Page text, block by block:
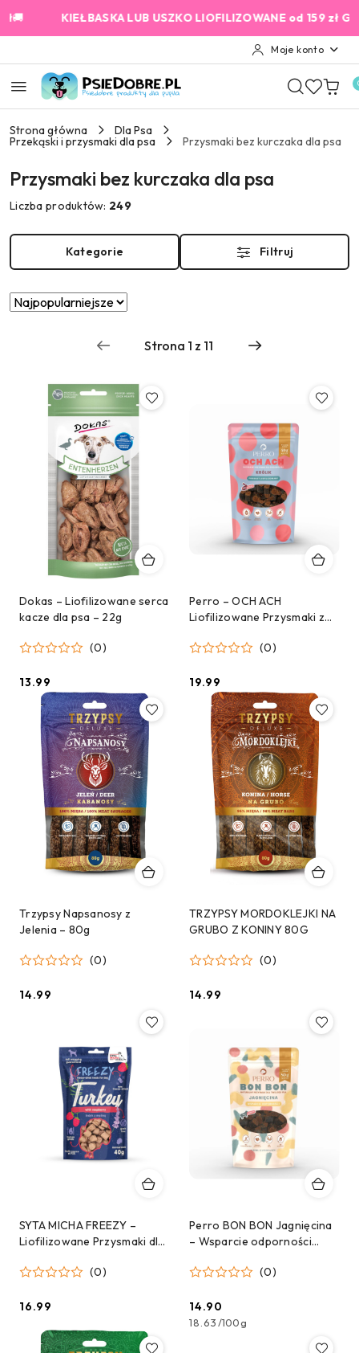
Przejdź do treści głównej
Przejdź do wyszukiwarki
Przejdź do moje konto
Przejdź do menu głównego
Przejdź do stopki
KIEŁBASKA LUB USZKO LIOFILIZOWANE od 159 zł GRATIS!
Moje konto
Strona główna Dla Psa
Przekąski i przysmaki dla psa Przysmaki bez kurczaka dla psa
Przysmaki bez kurczaka dla psa
Liczba produktów: 249
Kategorie Filtruj
Zastosowano
Najpopularniejsze.
Sortuj
Dokas – Liofilizowane serca
kacze dla psa – 22g
(0)
Cena:
13.99
Perro – OCH ACH
Liofilizowane Przysmaki z
(0)
Cena:
19.99
Trzypsy Napsanosy z
Jelenia – 80g
(0)
Cena:
14.99
TRZYPSY MORDOKLEJKI NA
GRUBO Z KONINY 80G
(0)
Cena:
14.99
SYTA MICHA FREEZY –
Liofilizowane Przysmaki dla
Lawendą 40 g(0)
Cena:
16.99
Perro BON BON Jagnięcina
– Wsparcie odporności
dodatkiem funkcyjnym 80g
(0)
Cena:
14.90
18.63/100g